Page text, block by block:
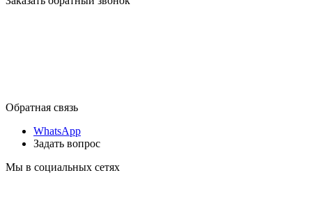
Обратная связь
WhatsApp
Задать вопрос
Мы в социальных сетях